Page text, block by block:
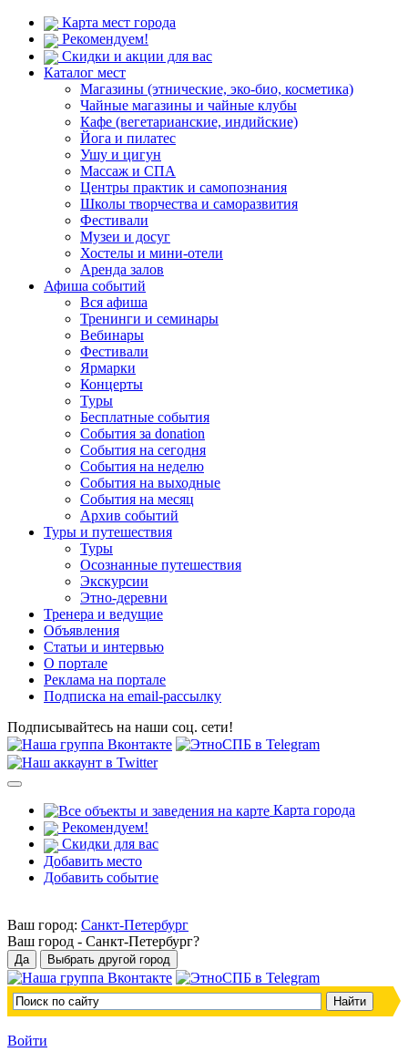
Карта мест города
Рекомендуем!
Скидки и акции для вас
Каталог мест
Магазины (этнические, эко-био, косметика)
Чайные магазины и чайные клубы
Кафе (вегетарианские, индийские)
Йога и пилатес
Ушу и цигун
Массаж и СПА
Центры практик и самопознания
Школы творчества и саморазвития
Фестивали
Музеи и досуг
Хостелы и мини-отели
Аренда залов
Афиша событий
Вся афиша
Тренинги и семинары
Вебинары
Фестивали
Ярмарки
Концерты
Туры
Бесплатные события
События за donation
События на сегодня
События на неделю
События на выходные
События на месяц
Архив событий
Туры и путешествия
Туры
Осознанные путешествия
Экскурсии
Этно-деревни
Тренера и ведущие
Объявления
Статьи и интервью
О портале
Реклама на портале
Подписка на email-рассылку
Подписывайтесь на наши соц. сети!
Карта города
Рекомендуем!
Скидки для вас
Добавить место
Добавить событие
Ваш город: Санкт-Петербург
Ваш город - Санкт-Петербург?
Войти